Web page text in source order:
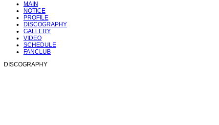
MAIN
NOTICE
PROFILE
DISCOGRAPHY
GALLERY
VIDEO
SCHEDULE
FANCLUB
DISCOGRAPHY